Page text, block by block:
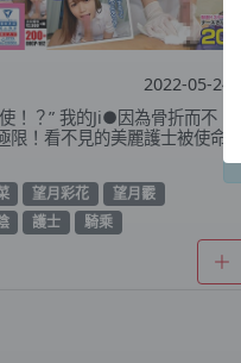
2022-05-24
！？” 我的Ji●因為骨折而不
限！看不見的美麗護士被使命
望月彩花
望月霰
護士 騎乘